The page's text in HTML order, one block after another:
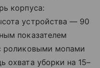
корпуса:
устройства — 90
показателем
роликовыми мопами
охвата уборки на 15–